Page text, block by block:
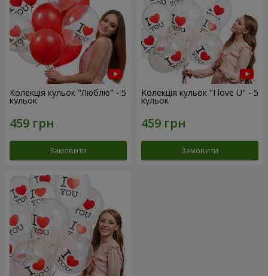
Колекція кульок "Люблю" - 5
кульок
Замовити
Колекція кульок "I love U" - 5
кульок
Замовити